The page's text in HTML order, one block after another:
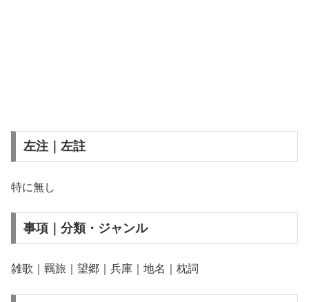
左注｜左註
特に無し
事項｜分類・ジャンル
雑歌｜羈旅｜望郷｜兵庫｜地名｜枕詞